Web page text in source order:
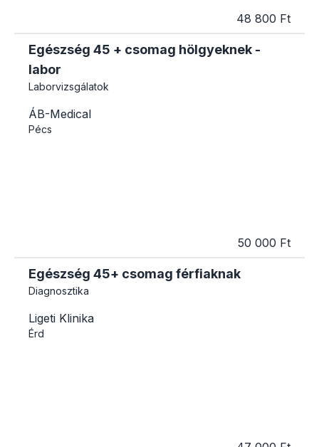
48 800 Ft
Egészség 45 + csomag hölgyeknek -
labor
Laborvizsgálatok
ÁB-Medical
Pécs
50 000 Ft
Egészség 45+ csomag férfiaknak
Diagnosztika
Ligeti Klinika
Érd